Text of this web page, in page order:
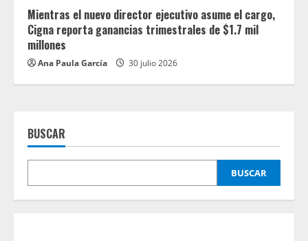
Mientras el nuevo director ejecutivo asume el cargo,
Cigna reporta ganancias trimestrales de $1.7 mil
millones
Ana Paula García 30 julio 2026
BUSCAR
BUSCAR